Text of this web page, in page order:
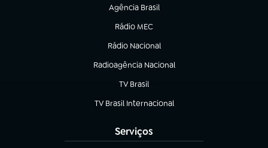
Agência Brasil
(abre em nova aba)
Rádio MEC
(abre em nova aba)
Rádio Nacional
Radioagência Nacional
(abre em nova aba)
TV Brasil
(abre em nova aba)
TV Brasil Internacional
(abre em nova aba)
Serviços